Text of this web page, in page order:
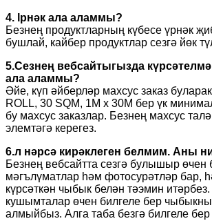
4. lрнәк ала аламмы?
Безнең продуктларның күбесе үрнәк
бушлай, кайбер продуктлар сезгә йөк
5.Сезнең вебсайтыгызда
ала аламмы?
Әйе, күп әйберләр махсус заказ
ROLL, 30 SQM, 1M x 30M бер үк
бу махсус заказлар. Безнең махсус
элемтәгә керегез.
6.л нәрсә кирәклеген белмим. Аны
Безнең вебсайтта сезгә булышыр өчен
мәгълүматлар һәм фотосурәтләр бар,
күрсәткән чыбык белән тәэмин
кушымталар өчен билгеле бер
алмыйбыз. Алга таба безгә билгеле